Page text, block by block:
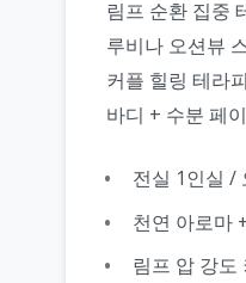
림프 순환 집중
루비나 오션뷰
커플 힐링 테라
바디 + 수분 페
전실 1인실 /
천연 아로마
림프 압 강도